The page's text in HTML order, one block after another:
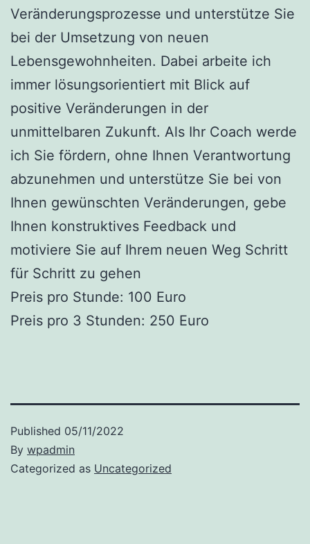
Veränderungsprozesse und unterstütze Sie
bei der Umsetzung von neuen
Lebensgewohnheiten. Dabei arbeite ich
immer lösungsorientiert mit Blick auf
positive Veränderungen in der
unmittelbaren Zukunft. Als Ihr Coach werde
ich Sie fördern, ohne Ihnen Verantwortung
abzunehmen und unterstütze Sie bei von
Ihnen gewünschten Veränderungen, gebe
Ihnen konstruktives Feedback und
motiviere Sie auf Ihrem neuen Weg Schritt
für Schritt zu gehen
Preis pro Stunde: 100 Euro
Preis pro 3 Stunden: 250 Euro
Published 05/11/2022
By wpadmin
Categorized as Uncategorized